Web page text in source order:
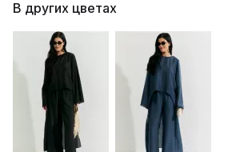
В других цветах